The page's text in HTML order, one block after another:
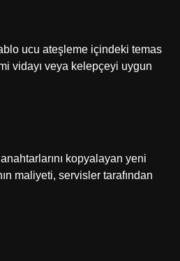
ucu ateşleme içindeki temas
vidayı veya kelepçeyi uygun
kopyalayan yeni
maliyeti, servisler tarafından